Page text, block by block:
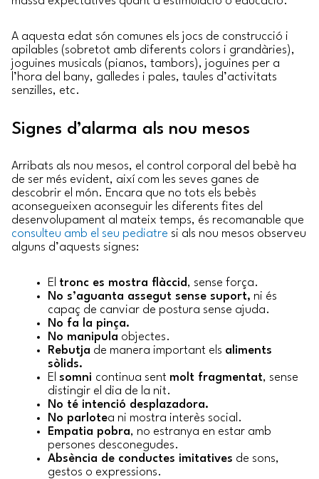
A aquesta edat són comunes els jocs de construcció i
apilables (sobretot amb diferents colors i grandàries),
joguines musicals (pianos, tambors), joguines per a
l’hora del bany, galledes i pales, taules d’activitats
senzilles, etc.
Signes d’alarma als nou mesos
Arribats als nou mesos, el control corporal del bebè ha
de ser més evident, així com les seves ganes de
descobrir el món. Encara que no tots els bebès
aconsegueixen aconseguir les diferents fites del
desenvolupament al mateix temps, és recomanable que
consulteu amb el seu pediatre si als nou mesos observeu
alguns d’aquests signes:
El tronc es mostra flàccid, sense força.
No s’aguanta assegut sense suport, ni és
capaç de canviar de postura sense ajuda.
No fa la pinça.
No manipula objectes.
Rebutja de manera important els aliments
sòlids.
El somni continua sent molt fragmentat, sense
distingir el dia de la nit.
No té intenció desplazadora.
No parlotea ni mostra interès social.
Empatia pobra, no estranya en estar amb
persones desconegudes.
Absència de conductes imitatives de sons,
gestos o expressions.